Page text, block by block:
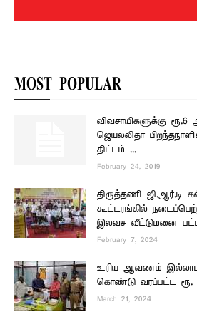
MOST POPULAR
விவசாயிகளுக்கு ரூ.6
ஜெயலலிதா
திட்டம் –...
February 24, 2019
திருத்தணி ஜி.ஆர்.டி
கூட்டரங்கில்
இலவச வீட்டுமனை
February 7, 2024
உரிய ஆவணம்
கொண்டு வரப்பட்ட ரூ.
March 21, 2024